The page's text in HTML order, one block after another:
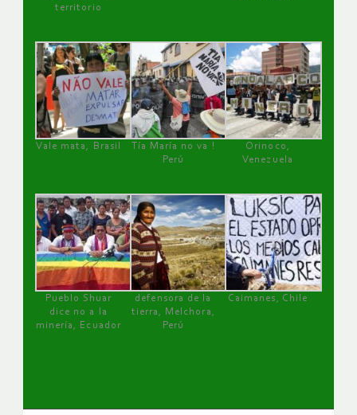
territorio
Vale mata, Brasil
Tía María no va !
Perú
Orinoco,
Venezuela
Pueblo Shuar
dice no a la
minería, Ecuador
defensora de la
tierra, Melchora,
Perú
Caimanes, Chile